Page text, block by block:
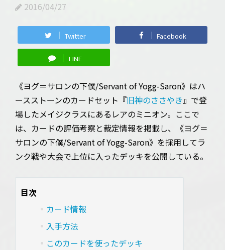
2016/04/27
Twitter Facebook
LINE
《ヨグ＝サロンの下僕/Servant of Yogg-Saron》はハ
ースストーンのカードセット『旧神のささやき』で登
場したメイジクラスにあるレアのミニオン。ここで
は、カードの評価考察と裁定情報を掲載し、《ヨグ＝
サロンの下僕/Servant of Yogg-Saron》を採用してラ
ンク戦や大会で上位に入ったデッキを公開している。
目次
カード情報
入手方法
このカードを使ったデッキ